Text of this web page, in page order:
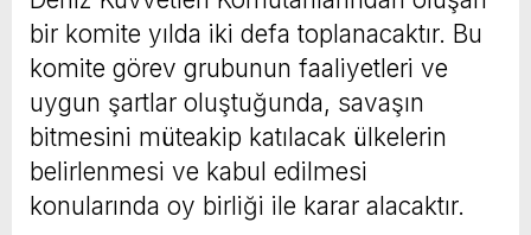
bir komite yılda iki defa toplanacaktır. Bu
komite görev grubunun faaliyetleri ve
uygun şartlar oluştuğunda, savaşın
bitmesini müteakip katılacak ülkelerin
belirlenmesi ve kabul edilmesi
konularında oy birliği ile karar alacaktır.